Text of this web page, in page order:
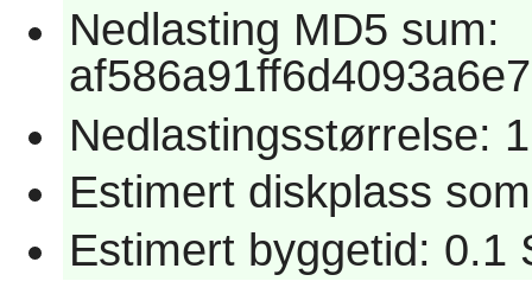
Nedlasting MD5 sum:
Nedlastingsstørrelse:
Estimert diskplass
Estimert byggetid: 0.1